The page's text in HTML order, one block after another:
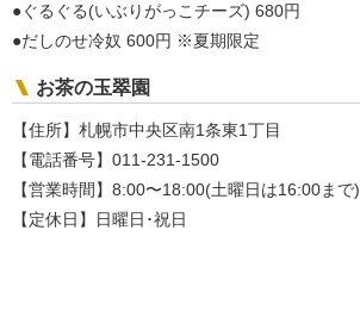
●ぐるぐる(いぶりがっこチーズ) 680円
●だしのせ冷奴 600円 ※夏期限定
お茶の玉翠園
【住所】札幌市中央区南1条東1丁目
【電話番号】011-231-1500
【営業時間】8:00〜18:00(土曜日は16:00まで)
【定休日】日曜日･祝日